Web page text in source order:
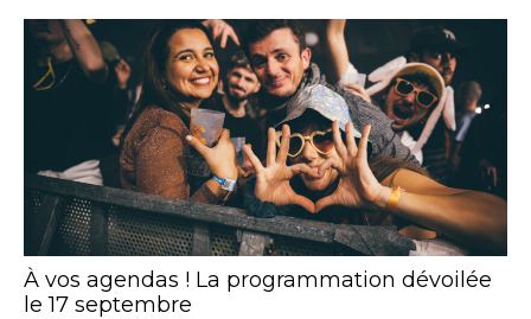
À vos agendas ! La programmation dévoilée
le 17 septembre